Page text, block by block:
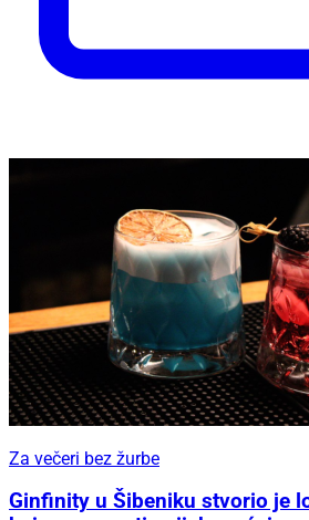
Za večeri bez žurbe
Ginfinity u Šibeniku stvorio je